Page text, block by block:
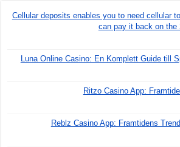
Cellular deposits enables you to need cellular
can pay it back on the
Luna Online Casino: En Komplett Guide till
Ritzo Casino App:
Reblz Casino App: Framtidens